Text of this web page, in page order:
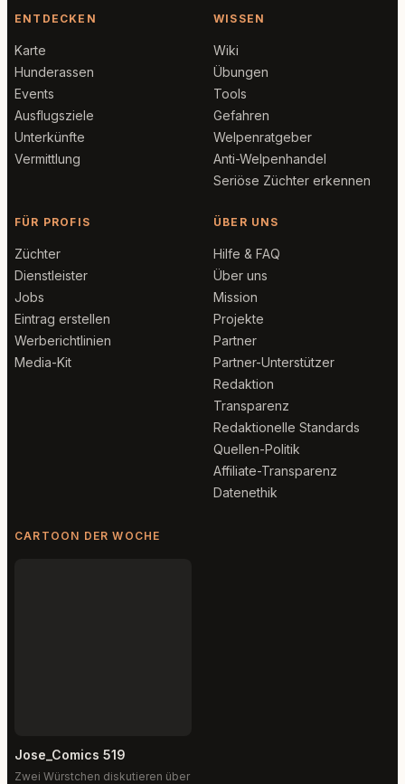
ENTDECKEN
Karte
Hunderassen
Events
Ausflugsziele
Unterkünfte
Vermittlung
WISSEN
Wiki
Übungen
Tools
Gefahren
Welpenratgeber
Anti-Welpenhandel
Seriöse Züchter erkennen
FÜR PROFIS
Züchter
Dienstleister
Jobs
Eintrag erstellen
Werberichtlinien
Media-Kit
ÜBER UNS
Hilfe & FAQ
Über uns
Mission
Projekte
Partner
Partner-Unterstützer
Redaktion
Transparenz
Redaktionelle Standards
Quellen-Politik
Affiliate-Transparenz
Datenethik
CARTOON DER WOCHE
Jose_Comics 519
Zwei Würstchen diskutieren über